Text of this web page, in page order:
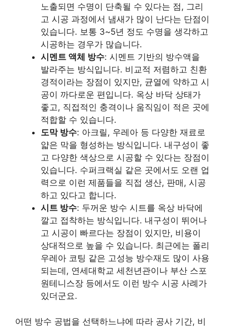
노출되면 수명이 단축될 수 있다는 점, 그리
고 시공 과정에서 냄새가 많이 난다는 단점이
있습니다. 보통 3~5년 정도 수명을 생각하고
시공하는 경우가 많습니다.
시멘트 액체 방수: 시멘트 기반의 방수액을
발라주는 방식입니다. 비교적 저렴하고 친환
경적이라는 장점이 있지만, 균열에 약하고 시
공이 까다로운 편입니다. 옥상 바닥 상태가
좋고, 직접적인 충격이나 움직임이 적은 곳에
적합할 수 있습니다.
도막 방수: 아크릴, 우레아 등 다양한 재료로
얇은 막을 형성하는 방식입니다. 내구성이 좋
고 다양한 색상으로 시공할 수 있다는 장점이
있습니다. 수퍼크랙실 같은 곳에서도 오랜 업
력으로 이런 제품들을 직접 생산, 판매, 시공
하고 있다고 합니다.
시트 방수: 두꺼운 방수 시트를 옥상 바닥에
깔고 접착하는 방식입니다. 내구성이 뛰어나
고 시공이 빠르다는 장점이 있지만, 비용이
상대적으로 높을 수 있습니다. 최근에는 폴리
우레아 코팅 같은 고성능 방수재도 많이 사용
되는데, 연세대학교 세천년관이나 부산 스포
원테니스장 등에서도 이런 방수 시공 사례가
있더군요.
어떤 방수 공법을 선택하느냐에 따라 공사 기간, 비